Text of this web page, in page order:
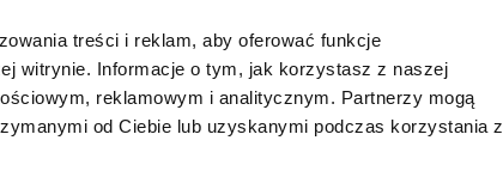
treści i reklam, aby oferować funkcje
witrynie. Informacje o tym, jak korzystasz z naszej
reklamowym i analitycznym. Partnerzy mogą
od Ciebie lub uzyskanymi podczas korzystania z